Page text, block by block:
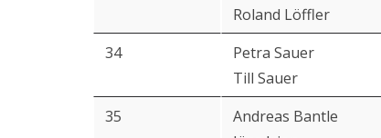
Roland Löffler
34
Petra Sauer
Till Sauer
35
Andreas Bantle